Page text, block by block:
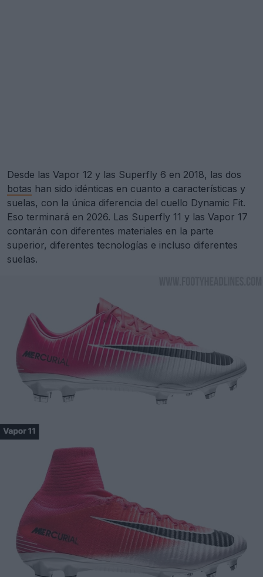
Desde las Vapor 12 y las Superfly 6 en 2018, las dos
botas han sido idénticas en cuanto a características y
suelas, con la única diferencia del cuello Dynamic Fit.
Eso terminará en 2026. Las Superfly 11 y las Vapor 17
contarán con diferentes materiales en la parte
superior, diferentes tecnologías e incluso diferentes
suelas.